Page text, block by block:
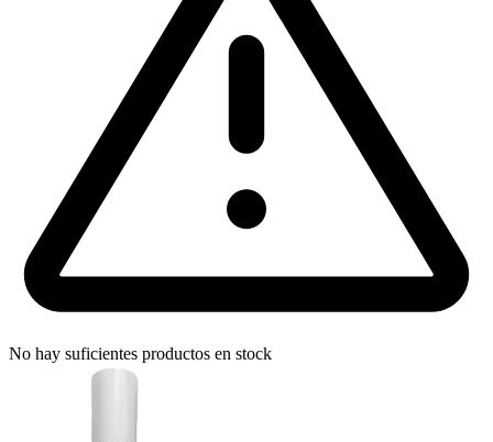
No hay suficientes productos en stock